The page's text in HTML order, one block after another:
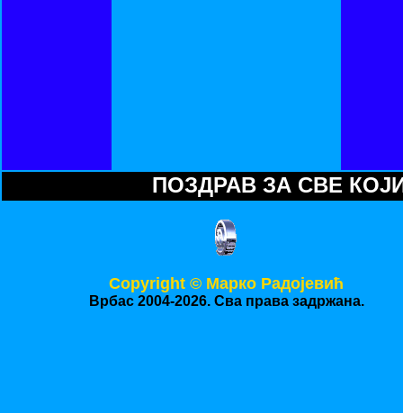
ПОЗДРАВ ЗА СВЕ
Copyright © Mарко Радојевић
Врбас 2004-2026. Сва права задржана.